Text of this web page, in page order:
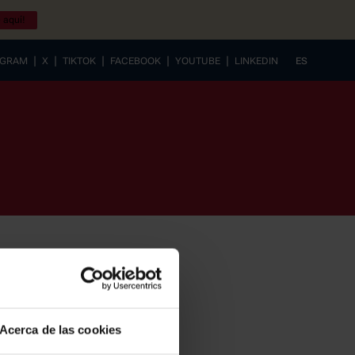
Acerca de las cookies
aquí!
| X | TIKTOK | FACEBOOK | YOUTUBE | LINKEDIN
ES